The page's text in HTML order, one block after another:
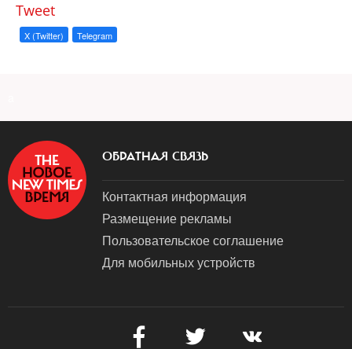
Tweet
X (Twitter) Telegram
ОБРАТНАЯ СВЯЗЬ
Контактная информация
Размещение рекламы
Пользовательское соглашение
Для мобильных устройств